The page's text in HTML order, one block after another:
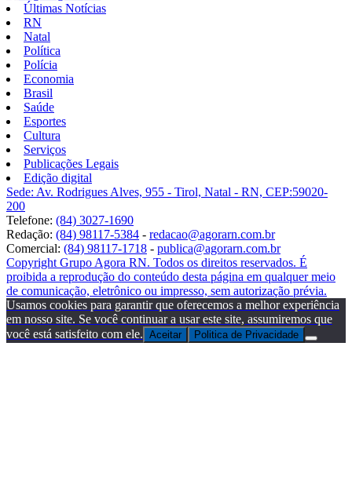
Últimas Notícias
RN
Natal
Política
Polícia
Economia
Brasil
Saúde
Esportes
Cultura
Serviços
Publicações Legais
Edição digital
Sede: Av. Rodrigues Alves, 955 - Tirol, Natal - RN, CEP:59020-
200
Telefone: (84) 3027-1690
Redação: (84) 98117-5384 - redacao@agorarn.com.br
Comercial: (84) 98117-1718 - publica@agorarn.com.br
Copyright Grupo Agora RN. Todos os direitos reservados. É
proibida a reprodução do conteúdo desta página em qualquer meio
de comunicação, eletrônico ou impresso, sem autorização prévia.
Usamos cookies para garantir que oferecemos a melhor experiência
em nosso site. Se você continuar a usar este site, assumiremos que
você está satisfeito com ele. Aceitar Politica de Privacidade